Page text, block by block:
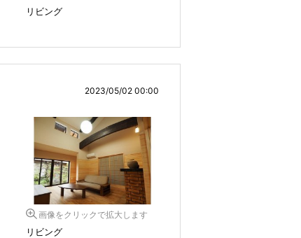
リビング
2023/05/02 00:00
画像をクリックで拡大します
リビング